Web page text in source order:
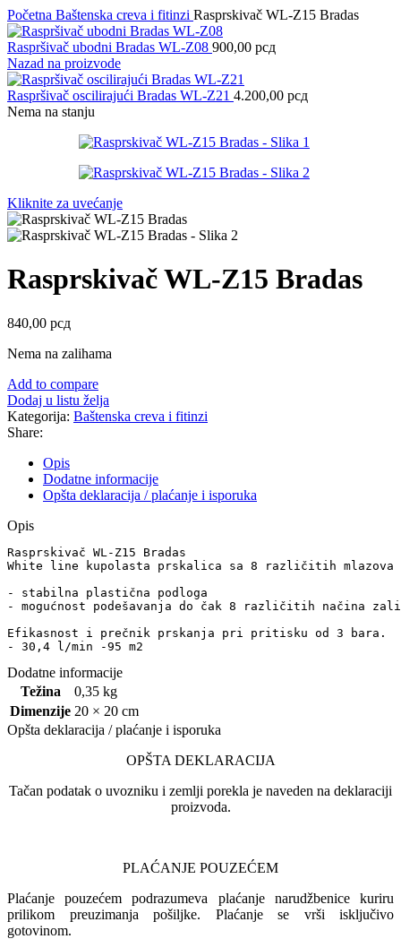
Početna Baštenska creva i fitinzi Rasprskivač WL-Z15 Bradas
Raspršivač ubodni Bradas WL-Z08 900,00 рсд
Nazad na proizvode
Raspršivač oscilirajući Bradas WL-Z21 4.200,00 рсд
Nema na stanju
Kliknite za uvećanje
Rasprskivač WL-Z15 Bradas
840,00 рсд
Nema na zalihama
Add to compare
Dodaj u listu želja
Kategorija: Baštenska creva i fitinzi
Share:
Opis
Dodatne informacije
Opšta deklaracija / plaćanje i isporuka
Opis
Rasprskivač WL-Z15 Bradas
White line kupolasta prskalica sa 8 različitih mlazova
- stabilna plastična podloga
- mogućnost podešavanja do čak 8 različitih načina
Efikasnost i prečnik prskanja pri pritisku od 3 bara.
- 30,4 l/min -95 m2
Dodatne informacije
Težina
0,35 kg
Dimenzije 20 × 20 cm
Opšta deklaracija / plaćanje i isporuka
OPŠTA DEKLARACIJA
Tačan podatak o uvozniku i zemlji porekla je naveden na deklaraciji
proizvoda.
PLAĆANJE POUZEĆEM
Plaćanje pouzećem podrazumeva plaćanje narudžbenice kuriru
prilikom preuzimanja pošiljke. Plaćanje se vrši isključivo
gotovinom.